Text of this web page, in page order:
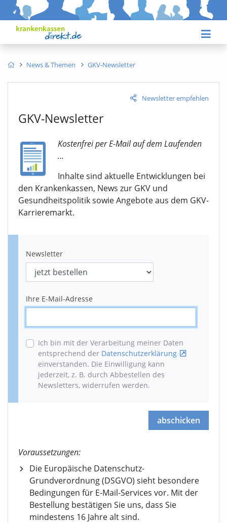
News & Themen GKV-Newsletter
Newsletter empfehlen
GKV-Newsletter
Kostenfrei per E-Mail auf dem Laufenden
...
Inhalte sind aktuelle Entwicklungen bei
den Krankenkassen, News zur GKV und
Gesundheitspolitik sowie Angebote aus dem GKV-
Karrieremarkt.
Newsletter
Ihre E-Mail-Adresse
Ich bin mit der Verarbeitung meiner Daten
entsprechend der Datenschutzerklärung
einverstanden. Die Einwilligung kann
jederzeit, z. B. durch Abbestellen des
Newsletters, widerrufen werden.
abschicken
Voraussetzungen:
Die Europäische Datenschutz-
Grundverordnung (DSGVO) sieht besondere
Bedingungen für E-Mail-Services vor. Mit der
Bestellung bestätigen Sie uns, dass Sie
mindestens 16 Jahre alt sind.